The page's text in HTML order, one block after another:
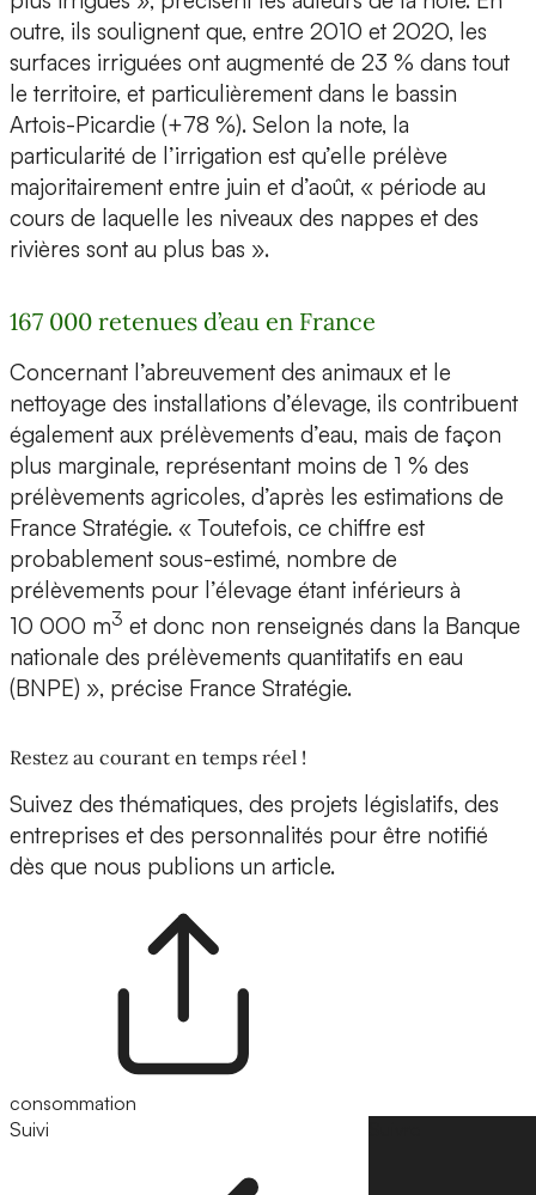
outre, ils soulignent que, entre 2010 et 2020, les
surfaces irriguées ont augmenté de 23 % dans tout
le territoire, et particulièrement dans le bassin
Artois-Picardie (+78 %). Selon la note, la
particularité de l’irrigation est qu’elle prélève
majoritairement entre juin et d’août, « période au
cours de laquelle les niveaux des nappes et des
rivières sont au plus bas ».
167 000 retenues d’eau en France
Concernant l’abreuvement des animaux et le
nettoyage des installations d’élevage, ils contribuent
également aux prélèvements d’eau, mais de façon
plus marginale, représentant moins de 1 % des
prélèvements agricoles, d’après les estimations de
France Stratégie. « Toutefois, ce chiffre est
probablement sous-estimé, nombre de
prélèvements pour l’élevage étant inférieurs à
10 000 m3 et donc non renseignés dans la Banque
nationale des prélèvements quantitatifs en eau
(BNPE) », précise France Stratégie.
Restez au courant en temps réel !
Suivez des thématiques, des projets législatifs, des
entreprises et des personnalités pour être notifié
dès que nous publions un article.
consommation
Suivi